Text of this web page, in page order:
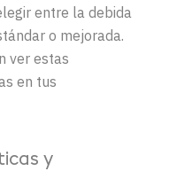
entre la debida
o mejorada.
ver estas
en tus
y